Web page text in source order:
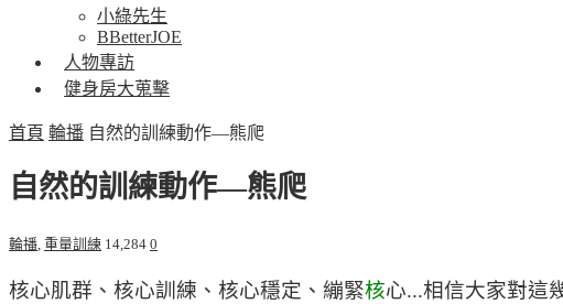
小綠先生
BBetterJOE
人物專訪
健身房大蒐擊
首頁 輪播 自然的訓練動作—熊爬
自然的訓練動作—熊爬
輪播 重量訓練 14,284 0
核心肌群、核心訓練、核心穩定、繃緊核心...相信大家對這